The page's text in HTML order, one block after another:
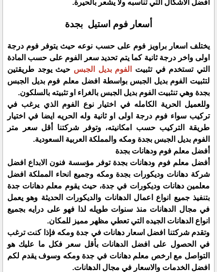
افضل الاشكال التي تناسبه ولا يشعر بالحيرة.
أسعار فوم استيل بجدة
يختلف اسعار براويز فوم على حسب نوعه حيث يتوفر فوم درجة
اولى واخر درجة ثانية كما يتم تحديد سعر الفوم على حسب المادة
التي تستخدم في تثبيت
الفوم بديل الجبس حيث يوجد طريقتين
لتثبيت الفوم بديل الجبس بواسطة افضل معلم فوم بديل الجبس
بجدة وهي تنثبيت الفوم بديل الجبس بالغراء او تثبيته بالسلكون.
وللعميل الحرية الكامله في اختيار نوع الفوم الذي يرغب في
تركيب سواء فوم درجة اولى او ثانية وله الحريه ايضا في اختيار
طريقة التركيب حسب امكانيته، وتوفر شركتنا أقل سعر متر
الفوم بديل الجبس بجدة ومكه والمملكة العربية السعودية.
أفضل معلم فوم ودهانات بجدة
أفضل معلم فوم ودهانات بجدة توفر مؤسسة فنون الابداع افضل
شركة دهانات وديكورات بجدة ومكه وجميع انحاء المملكة افضل
معلمين دهانات وديكورات في جدة، حيث يقوم معلم دهانات جدة
بتنفيذ جميع انواع اعمال الدهانات والديكورات الحديثة وهو يعمل
في مجال الدهانات منذ سنوات طويله لذا فهو على درايه بجميع
انواع الدهانات الجيده التي تعطي مظهر مميز للمكان.
وتقدم شركتنا افضل اسعار دهانات في جدة ومكه فإذا كنت ترغب
في الحصول على افضل الدهانات بأقل سعر فكل ما عليك هو
التواصل مع ارخص معلم دهانات في جدة ومكه وسوف يقدم لكم
افضل الخدمات والاسعار في مجال الدهانات.